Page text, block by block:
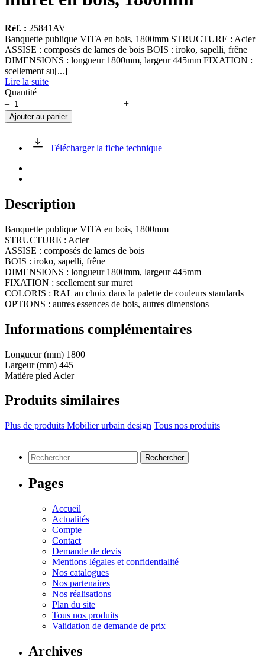
Réf. : 25841AV
Banquette publique VITA en bois, 1800mm STRUCTURE : Acier
ASSISE : composés de lames de bois BOIS : iroko, sapelli, frêne
DIMENSIONS : longueur 1800mm, largeur 445mm FIXATION :
scellement su[...]
Lire la suite
Quantité
quantité
de
Banquette
VITA
muret
1800mm
– +
Ajouter au panier
Télécharger la fiche technique
Description
Banquette publique VITA en bois, 1800mm
STRUCTURE : Acier
ASSISE : composés de lames de bois
BOIS : iroko, sapelli, frêne
DIMENSIONS : longueur 1800mm, largeur 445mm
FIXATION : scellement sur muret
COLORIS : RAL au choix dans la palette de couleurs standards
OPTIONS : autres essences de bois, autres dimensions
Informations complémentaires
Longueur (mm) 1800
Largeur (mm) 445
Matière pied Acier
Produits similaires
Plus de produits Mobilier urbain design Tous nos produits
Rechercher :
Pages
Accueil
Actualités
Compte
Contact
Demande de devis
Mentions légales et confidentialité
Nos catalogues
Nos partenaires
Nos réalisations
Plan du site
Tous nos produits
Validation de demande de prix
Archives